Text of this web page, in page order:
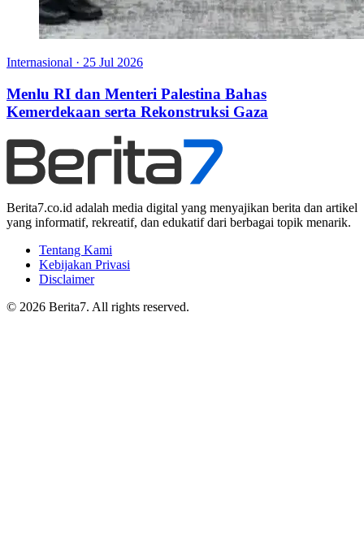
Internasional · 25 Jul 2026
Menlu RI dan Menteri Palestina Bahas
Kemerdekaan serta Rekonstruksi Gaza
Berita7.co.id adalah media digital yang menyajikan berita dan artikel
yang informatif, rekreatif, dan edukatif dari berbagai topik menarik.
Tentang Kami
Kebijakan Privasi
Disclaimer
© 2026 Berita7. All rights reserved.